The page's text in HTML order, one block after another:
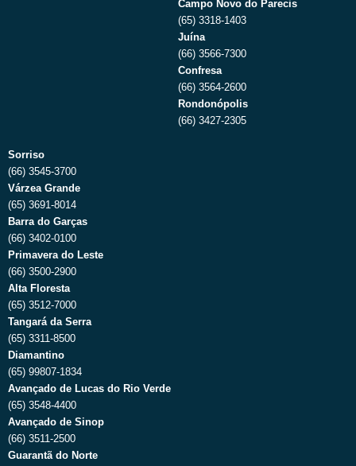
Campo Novo do Parecis
(65) 3318-1403
Juína
(66) 3566-7300
Confresa
(66) 3564-2600
Rondonópolis
(66) 3427-2305
Sorriso
(66) 3545-3700
Várzea Grande
(65) 3691-8014
Barra do Garças
(66) 3402-0100
Primavera do Leste
(66) 3500-2900
Alta Floresta
(65) 3512-7000
Tangará da Serra
(65) 3311-8500
Diamantino
(65) 99807-1834
Avançado de Lucas do Rio Verde
(65) 3548-4400
Avançado de Sinop
(66) 3511-2500
Guarantã do Norte